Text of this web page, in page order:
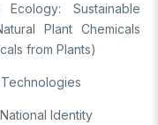
Sustainable
Plant Chemicals
from Plants)
Identity